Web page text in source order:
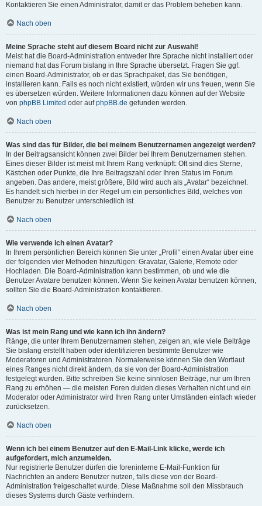
Kontaktieren Sie einen Administrator, damit er das Problem beheben kann.
Nach oben
Meine Sprache steht auf diesem Board nicht zur Auswahl!
Meist hat die Board-Administration entweder Ihre Sprache nicht installiert oder
niemand hat das Forum bislang in Ihre Sprache übersetzt. Fragen Sie ggf.
einen Board-Administrator, ob er das Sprachpaket, das Sie benötigen,
installieren kann. Falls es noch nicht existiert, würden wir uns freuen, wenn Sie
es übersetzen würden. Weitere Informationen dazu können auf der Website
von phpBB Limited oder aufphpBB.de gefunden werden.
Nach oben
Was sind das für Bilder, die bei meinem Benutzernamen angezeigt werden?
In der Beitragsansicht können zwei Bilder bei Ihrem Benutzernamen stehen.
Eines dieser Bilder ist meist mit Ihrem Rang verknüpft: Oft sind dies Sterne,
Kästchen oder Punkte, die Ihre Beitragszahl oder Ihren Status im Forum
angeben. Das andere, meist größere, Bild wird auch als „Avatar“ bezeichnet.
Es handelt sich hierbei in der Regel um ein persönliches Bild, welches von
Benutzer zu Benutzer unterschiedlich ist.
Nach oben
Wie verwende ich einen Avatar?
In Ihrem persönlichen Bereich können Sie unter „Profil“ einen Avatar über eine
der folgenden vier Methoden hinzufügen: Gravatar, Galerie, Remote oder
Hochladen. Die Board-Administration kann bestimmen, ob und wie die
Benutzer Avatare benutzen können. Wenn Sie keinen Avatar benutzen können,
sollten Sie die Board-Administration kontaktieren.
Nach oben
Was ist mein Rang und wie kann ich ihn ändern?
Ränge, die unter Ihrem Benutzernamen stehen, zeigen an, wie viele Beiträge
Sie bislang erstellt haben oder identifizieren bestimmte Benutzer wie
Moderatoren und Administratoren. Normalerweise können Sie den Wortlaut
eines Ranges nicht direkt ändern, da sie von der Board-Administration
festgelegt wurden. Bitte schreiben Sie keine sinnlosen Beiträge, nur um Ihren
Rang zu erhöhen — die meisten Foren dulden dieses Verhalten nicht und ein
Moderator oder Administrator wird Ihren Rang unter Umständen einfach wieder
zurücksetzen.
Nach oben
Wenn ich bei einem Benutzer auf den E-Mail-Link klicke, werde ich
aufgefordert, mich anzumelden.
Nur registrierte Benutzer dürfen die foreninterne E-Mail-Funktion für
Nachrichten an andere Benutzer nutzen, falls diese von der Board-
Administration freigeschaltet wurde. Diese Maßnahme soll den Missbrauch
dieses Systems durch Gäste verhindern.